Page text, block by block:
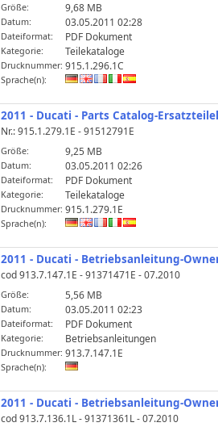
Größe: 9,68 MB
Datum: 03.05.2011 02:28
Dateiformat: PDF Dokument
Kategorie: Teilekataloge
Drucknummer: 915.1.296.1C
Sprache(n):
2011 - Ducati - Parts Catalog-
Nr.: 915.1.279.1E - 91512791E
Größe: 9,25 MB
Datum: 03.05.2011 02:26
Dateiformat: PDF Dokument
Kategorie: Teilekataloge
Drucknummer: 915.1.279.1E
Sprache(n):
2011 - Ducati - Betriebsanleitung-
cod 913.7.147.1E - 91371471E - 07.2010
Größe: 5,56 MB
Datum: 03.05.2011 02:23
Dateiformat: PDF Dokument
Kategorie: Betriebsanleitungen
Drucknummer: 913.7.147.1E
Sprache(n):
2011 - Ducati - Betriebsanleitung-
cod 913.7.136.1L - 91371361L - 07.2010